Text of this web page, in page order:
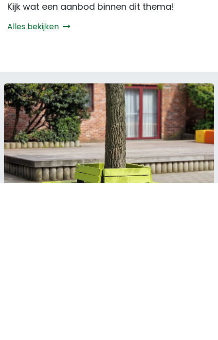
Kijk wat een aanbod binnen dit thema!
Alles bekijken